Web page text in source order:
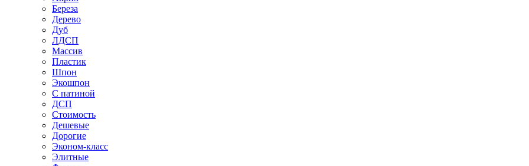
Береза
Дерево
Дуб
ЛДСП
Массив
Пластик
Шпон
Экошпон
С патиной
ДСП
Стоимость
Дешевые
Дорогие
Эконом-класс
Элитные